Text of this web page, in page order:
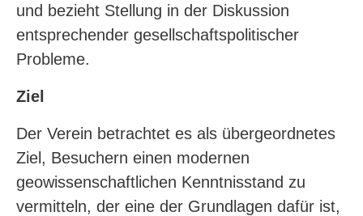
und bezieht Stellung in der Diskussion
entsprechender gesellschaftspolitischer
Probleme.
Ziel
Der Verein betrachtet es als übergeordnetes
Ziel, Besuchern einen modernen
geowissenschaftlichen Kenntnisstand zu
vermitteln, der eine der Grundlagen dafür ist,